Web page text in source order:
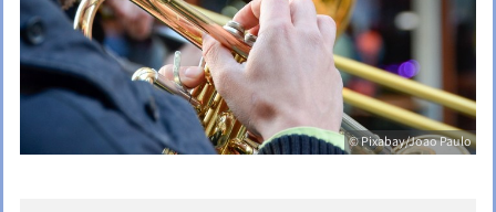
© Pixabay/Joao Paulo